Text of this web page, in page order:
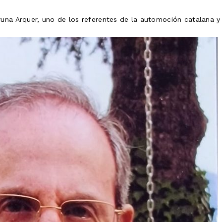
Arquer, uno de los referentes de la automoción catalana